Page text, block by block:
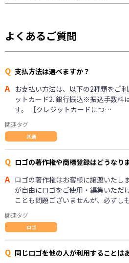
よくあるご質問
Q 支払方法は選べますか？
A お支払い方法は、以下の2種類をご
ットカード2. 銀行振込※振込手数料
す。 【クレジットカードにつ…
関連タグ
共通
Q ロゴの著作権や商標登録はどうなり
A ロゴの著作権はお客様に譲渡いたし
が自由にロゴをご使用・編集いただ
ことも問題ございませんが、必ずし
関連タグ
ロゴ
Q 同じロゴを他の人が利用することは